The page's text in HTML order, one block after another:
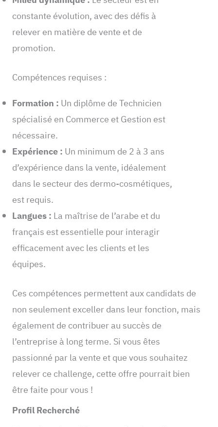
constante évolution, avec des défis à
relever en matière de vente et de
promotion.
Compétences requises :
Formation : Un diplôme de Technicien
spécialisé en Commerce et Gestion est
nécessaire.
Expérience : Un minimum de 2 à 3 ans
d’expérience dans la vente, idéalement
dans le secteur des dermo-cosmétiques,
est requis.
Langues : La maîtrise de l’arabe et du
français est essentielle pour interagir
efficacement avec les clients et les
équipes.
Ces compétences permettent aux candidats de
non seulement exceller dans leur fonction, mais
également de contribuer au succès de
l’entreprise à long terme. Si vous êtes
passionné par la vente et que vous souhaitez
relever ce challenge, cette offre pourrait bien
être faite pour vous !
Profil Recherché